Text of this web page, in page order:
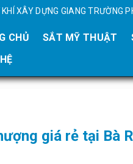
XÂY DỰNG GIANG TRƯỜNG
CHỦ SẮT MỸ THUẬT
giá rẻ tại Bà